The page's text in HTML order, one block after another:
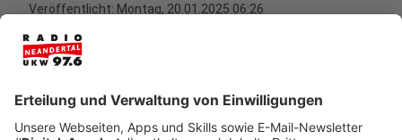
Veröffentlicht: Montag, 20.01.2025 06:26
Anzeige
In der Nacht auf Sonntag (19.01.) habe ein mit Mütze